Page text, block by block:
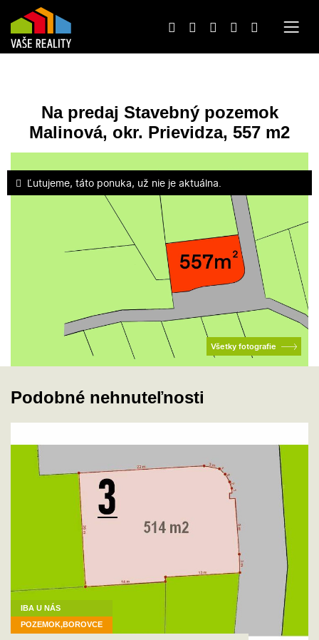
Na predaj Stavebný pozemok
Malinová, okr. Prievidza, 557 m2
Ľutujeme, táto ponuka, už nie je aktuálna.
Všetky fotografie
Podobné nehnuteľnosti
IBA U NÁS
POZEMOK,BOROVCE